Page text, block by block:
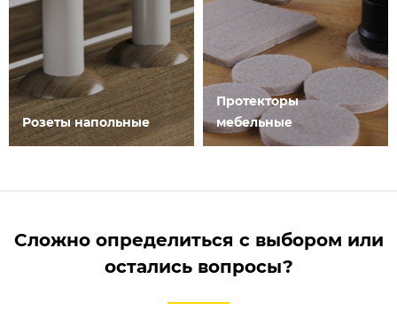
Розеты напольные
Протекторы
мебельные
Сложно определиться с выбором или
остались вопросы?